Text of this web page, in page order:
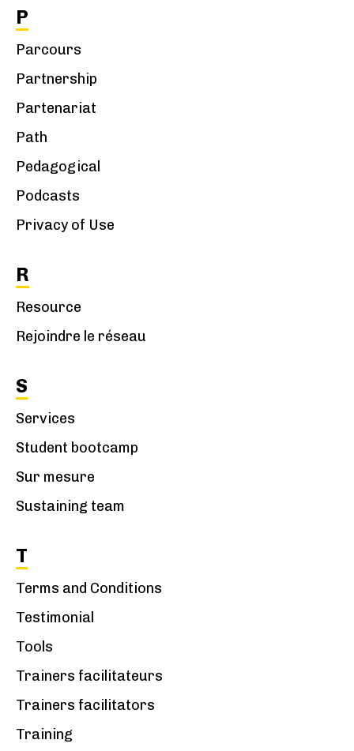
P
Parcours
Partnership
Partenariat
Path
Pedagogical
Podcasts
Privacy of Use
R
Resource
Rejoindre le réseau
S
Services
Student bootcamp
Sur mesure
Sustaining team
T
Terms and Conditions
Testimonial
Tools
Trainers facilitateurs
Trainers facilitators
Training